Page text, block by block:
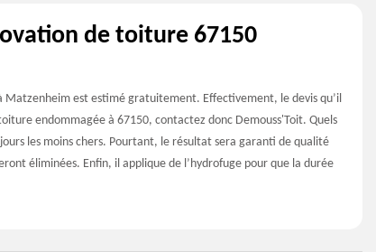
de toiture 67150
est estimé gratuitement. Effectivement, le devis qu’il
endommagée à 67150, contactez donc Demouss'Toit. Quels
les moins chers. Pourtant, le résultat sera garanti de qualité
éliminées. Enfin, il applique de l’hydrofuge pour que la durée